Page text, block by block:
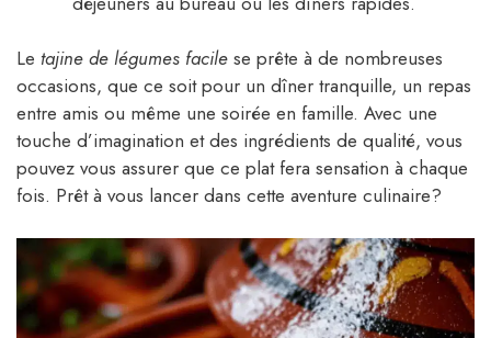
Le tajine de légumes facile se prête à de nombreuses
occasions, que ce soit pour un dîner tranquille, un repas
entre amis ou même une soirée en famille. Avec une
touche d’imagination et des ingrédients de qualité, vous
pouvez vous assurer que ce plat fera sensation à chaque
fois. Prêt à vous lancer dans cette aventure culinaire?